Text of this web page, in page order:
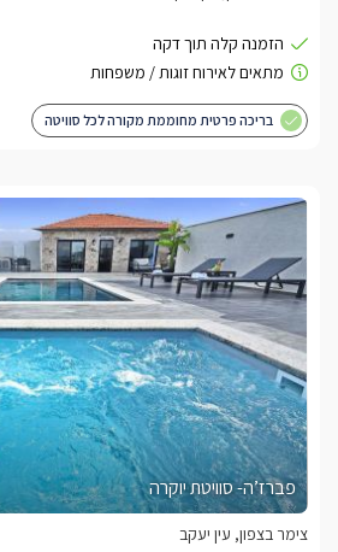
בריכה פרטית מחוממת מקורה לכל סוויטה
פברז’ה- סוויטת יוקרה
צימר בצפון, עין יעקב